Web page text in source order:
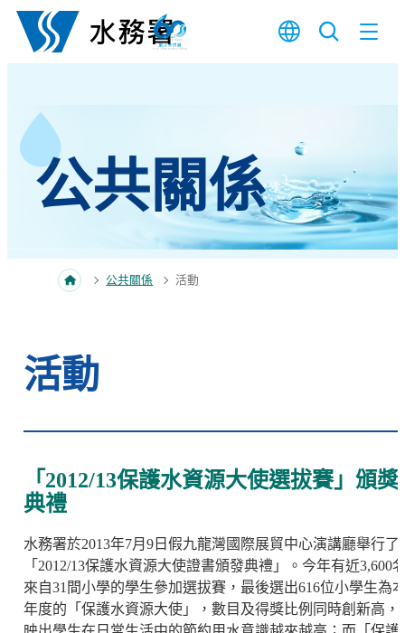
跳至內容
公共關係
公共關係 活動
活動
「2012/13保護水資源大使選拔賽」頒獎
典禮
水務署於2013年7月9日假九龍灣國際展貿中心演講廳舉行了
「2012/13保護水資源大使證書頒發典禮」。今年有近3,600
來自31間小學的學生參加選拔賽，最後選出616位小學生為
年度的「保護水資源大使」，數目及得獎比例同時創新高，